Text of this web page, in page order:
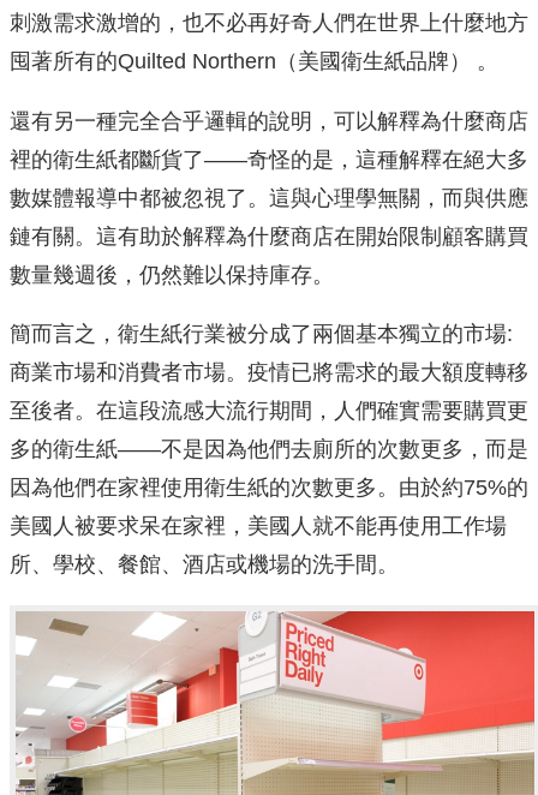
刺激需求激增的，也不必再好奇人們在世界上什麼地方
囤著所有的Quilted Northern（美國衛生紙品牌） 。
還有另一種完全合乎邏輯的說明，可以解釋為什麼商店
裡的衛生紙都斷貨了——奇怪的是，這種解釋在絕大多
數媒體報導中都被忽視了。這與心理學無關，而與供應
鏈有關。這有助於解釋為什麼商店在開始限制顧客購買
數量幾週後，仍然難以保持庫存。
簡而言之，衛生紙行業被分成了兩個基本獨立的市場:
商業市場和消費者市場。疫情已將需求的最大額度轉移
至後者。在這段流感大流行期間，人們確實需要購買更
多的衛生紙——不是因為他們去廁所的次數更多，而是
因為他們在家裡使用衛生紙的次數更多。由於約75%的
美國人被要求呆在家裡，美國人就不能再使用工作場
所、學校、餐館、酒店或機場的洗手間。